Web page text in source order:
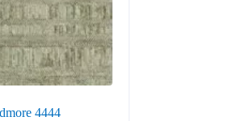
4444